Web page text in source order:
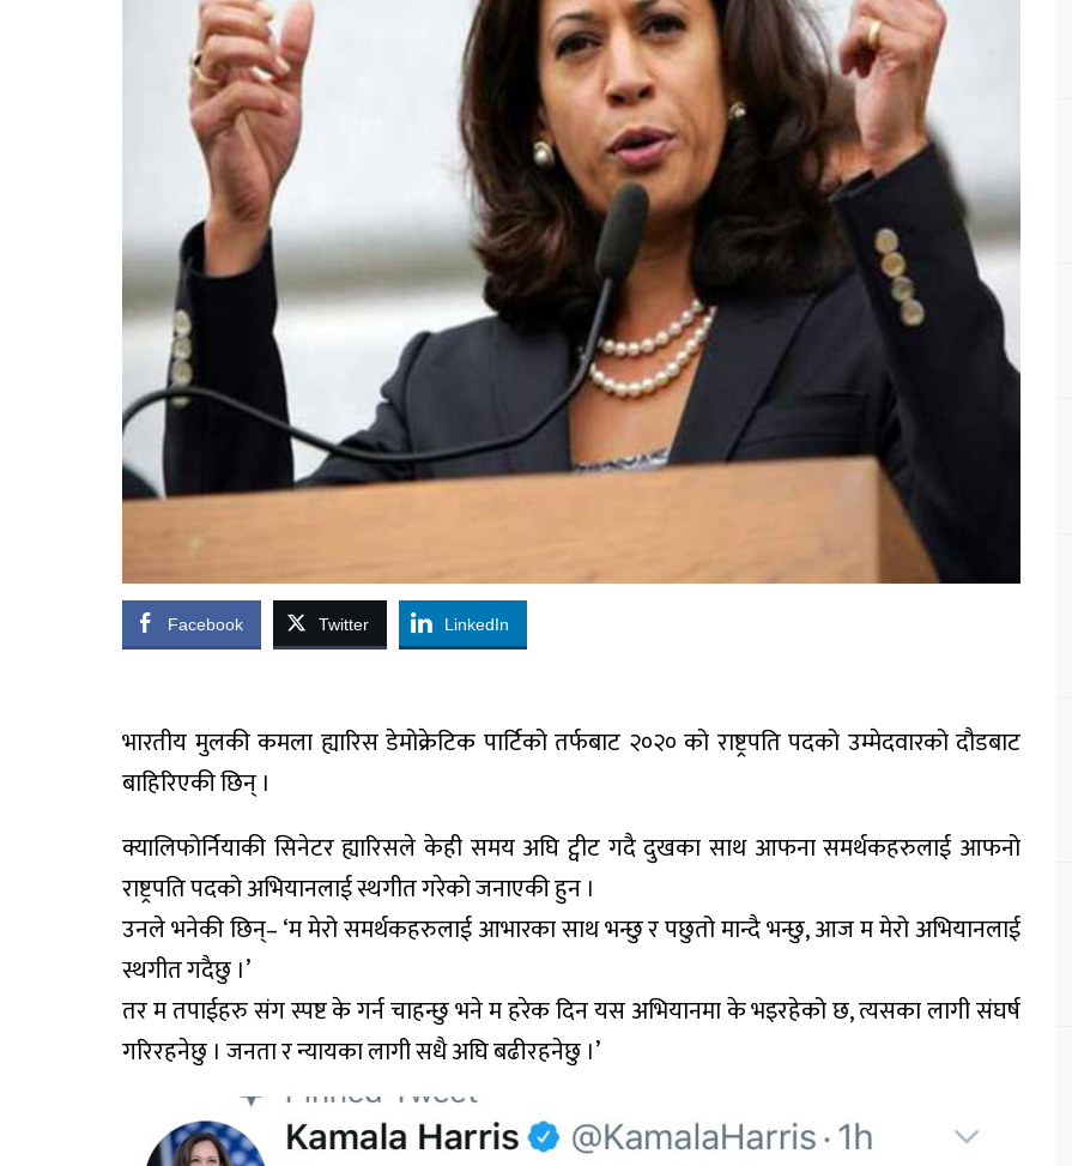
Facebook Twitter LinkedIn
भारतीय मुलकी कमला ह्यारिस डेमोक्रेटिक पार्टिको तर्फबाट २०२० को राष्ट्रपति पदको उम्मेदवारको दौडबाट
बाहिरिएकी छिन् ।
क्यालिफोर्नियाकी सिनेटर ह्यारिसले केही समय अघि ट्वीट गदै दुखका साथ आफना समर्थकहरुलाई आफनो
राष्ट्रपति पदको अभियानलाई स्थगीत गरेको जनाएकी हुन ।
उनले भनेकी छिन्– ‘म मेरो समर्थकहरुलाई आभारका साथ भन्छु र पछुतो मान्दै भन्छु, आज म मेरो अभियानलाई
स्थगीत गदैछु ।’
तर म तपाईहरु संग स्पष्ट के गर्न चाहन्छु भने म हरेक दिन यस अभियानमा के भइरहेको छ, त्यसका लागी संघर्ष
गरिरहनेछु । जनता र न्यायका लागी सधै अघि बढीरहनेछु ।’